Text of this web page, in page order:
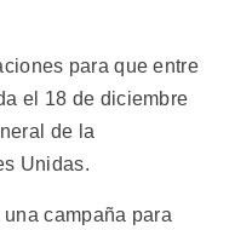
para que entre
el 18 de diciembre
de la
Unidas.
campaña para